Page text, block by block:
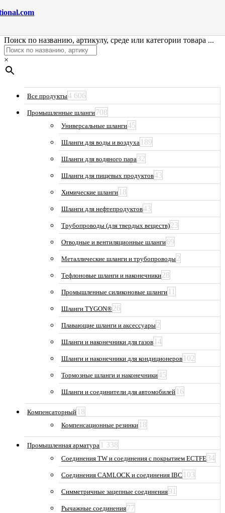
Поиск по названию, артикулу, среде или категории товара ...
×
Все продукты4 606
Промышленные шланги708
Универсальные шланги45
Шланги для воды и воздуха 189
Шланги для водяного пара32
Шланги для пищевых продуктов43
Химические шланги 18
Шланги для нефтепродуктов43
Трубопроводы (для твердых веществ)23
Отводные и вентиляционные шланги69
Металлические шланги и трубопроводы2
Тефлоновые шланги и наконечники28
Промышленные силиконовые шланги 11
Шланги TYGON®26
Плавающие шланги и аксессуары2
Шланги и наконечники для газов 14
Шланги и наконечники для кондиционеров 102
Тормозные шланги и наконечники45
Шланги и соединители для автомобилей 16
Компенсаторный 18
Компенсационные резинки 18
Промышленная арматура 1 338
Соединения TW и соединения с покрытием ECTFE34
Соединения CAMLOCK и соединения IBC 103
Симметричные зацепные соединения91
Рычажные соединения77